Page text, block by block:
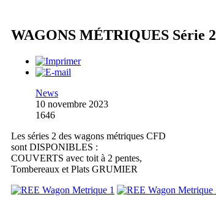
WAGONS MÉTRIQUES Série 2
News
10 novembre 2023
1646
Les séries 2 des wagons métriques CFD
sont DISPONIBLES :
COUVERTS avec toit à 2 pentes,
Tombereaux et Plats GRUMIER